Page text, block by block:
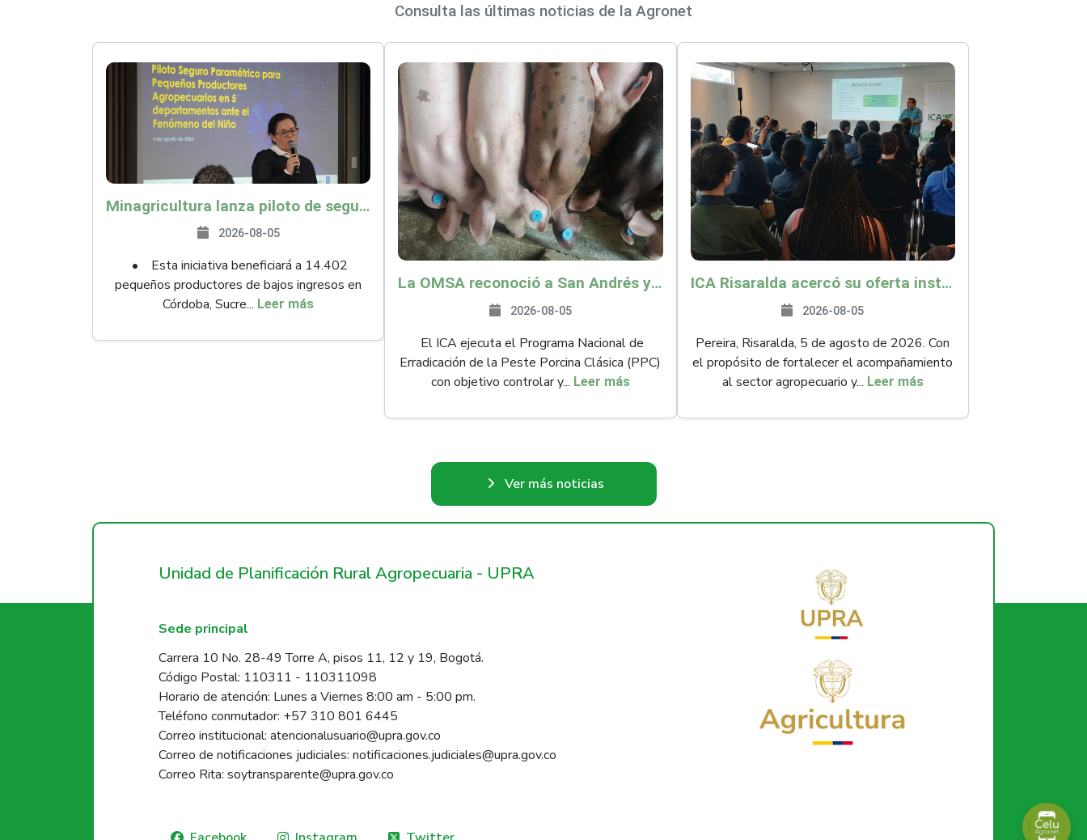
Consulta las últimas noticias de la Agronet
Minagricultura lanza piloto de seguro agropecuario por $9.625 millones para proteger a más de 14.000 pequeños productores contra riesgos del Fenómeno de El Niño
2026-08-05
• Esta iniciativa beneficiará a 14.402
pequeños productores de bajos ingresos en
Córdoba, Sucre... Leer más
La OMSA reconoció a San Andrés y Providencia como zona libre de Peste Porcina Clásica (PPC)
2026-08-05
El ICA ejecuta el Programa Nacional de
Erradicación de la Peste Porcina Clásica (PPC)
con objetivo controlar y... Leer más
ICA Risaralda acercó su oferta institucional a productores y emprendedores en Expocamello
2026-08-05
Pereira, Risaralda, 5 de agosto de 2026. Con
el propósito de fortalecer el acompañamiento
al sector agropecuario y... Leer más
Ver más noticias
Unidad de Planificación Rural Agropecuaria - UPRA
Sede principal
Carrera 10 No. 28-49 Torre A, pisos 11, 12 y 19, Bogotá.
Código Postal: 110311 - 110311098
Horario de atención: Lunes a Viernes 8:00 am - 5:00 pm.
Teléfono conmutador: +57 310 801 6445
Correo institucional: atencionalusuario@upra.gov.co
Correo de notificaciones judiciales: notificaciones.judiciales@upra.gov.co
Correo Rita: soytransparente@upra.gov.co